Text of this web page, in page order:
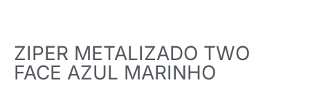
ZIPER METALIZADO TWO
FACE AZUL MARINHO